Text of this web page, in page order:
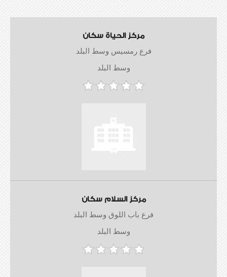
مركز الحياة سكان
فرع رمسيس وسط البلد
وسط البلد
مركز السلام سكان
فرع باب اللوق وسط البلد
وسط البلد